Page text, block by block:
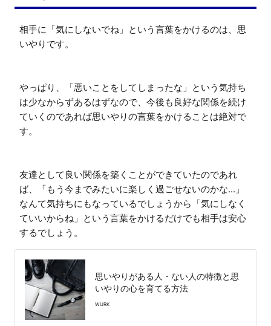
相手に「気にしないでね」という言葉をかけるのは、思
いやりです。
やっぱり、「悪いことをしてしまったな」という気持ち
は少なからずあるはずなので、今後も良好な関係を続け
ていくのであれば思いやりの言葉をかけることは絶対で
す。
友達として良い関係を築くことができていたのであれ
ば、「もう今までみたいに楽しく過ごせないのかな...」
なんて気持ちにもなっているでしょうから「気にしなく
ていいからね」という言葉をかけるだけでも相手は安心
するでしょう。
思いやりがある人・ない人の特徴と思
いやりの心を育てる方法
WURK